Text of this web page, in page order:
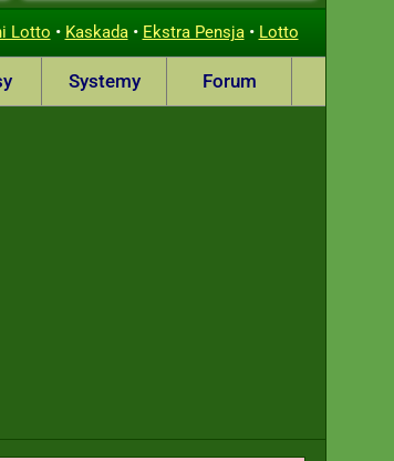
Lotto • Kaskada• Ekstra Pensja• Lotto
Systemy Forum